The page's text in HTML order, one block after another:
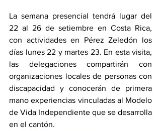
La semana presencial tendrá lugar del
22 al 26 de setiembre en Costa Rica,
con actividades en Pérez Zeledón los
días lunes 22 y martes 23. En esta visita,
las delegaciones compartirán con
organizaciones locales de personas con
discapacidad y conocerán de primera
mano experiencias vinculadas al Modelo
de Vida Independiente que se desarrolla
en el cantón.